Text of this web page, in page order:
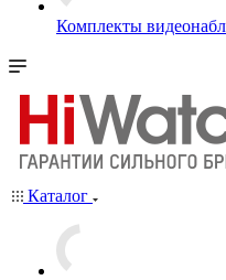
Комплекты
Каталог